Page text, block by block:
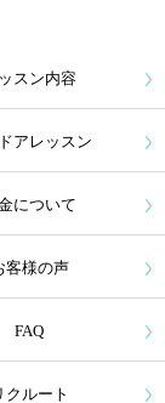
スン内容
アレッスン
について
客様の声
FAQ
クルート